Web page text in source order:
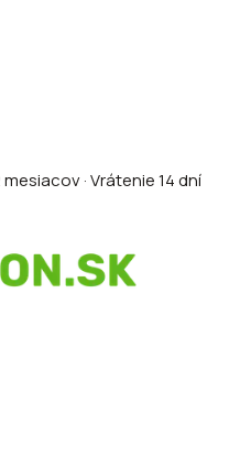
mesiacov · Vrátenie 14 dní